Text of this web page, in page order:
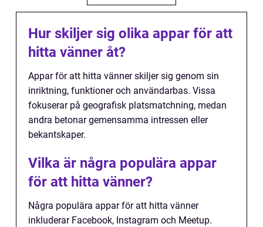
Hur skiljer sig olika appar för att
hitta vänner åt?
Appar för att hitta vänner skiljer sig genom sin
inriktning, funktioner och användarbas. Vissa
fokuserar på geografisk platsmatchning, medan
andra betonar gemensamma intressen eller
bekantskaper.
Vilka är några populära appar
för att hitta vänner?
Några populära appar för att hitta vänner
inkluderar Facebook, Instagram och Meetup.